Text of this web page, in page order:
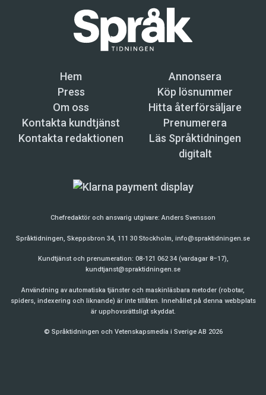
Hem
Annonsera
Press
Köp lösnummer
Om oss
Hitta återförsäljare
Kontakta kundtjänst
Prenumerera
Kontakta redaktionen
Läs Språktidningen
digitalt
Chefredaktör och ansvarig utgivare:Anders Svensson
Språktidningen, Skeppsbron 34, 111 30 Stockholm, info@spraktidningen.se
Kundtjänst och prenumeration: 08-121 062 34 (vardagar 8–17),
kundtjanst@spraktidningen.se
Användning av automatiska tjänster och maskinläsbara metoder (robotar,
spiders, indexering och liknande) är inte tillåten. Innehållet på denna webbplats
är upphovsrättsligt skyddat.
© Språktidningen och Vetenskapsmedia i Sverige AB 2026